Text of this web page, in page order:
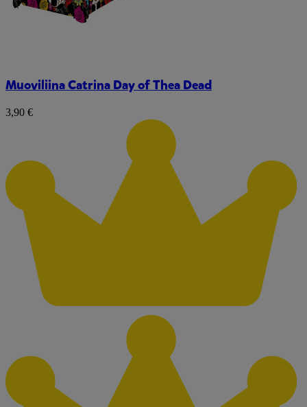
Muoviliina Catrina Day of Thea Dead
3,90 €